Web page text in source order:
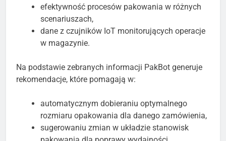
efektywność procesów pakowania w różnych
scenariuszach,
dane z czujników IoT monitorujących operacje
w magazynie.
Na podstawie zebranych informacji PakBot generuje
rekomendacje, które pomagają w:
automatycznym dobieraniu optymalnego
rozmiaru opakowania dla danego zamówienia,
sugerowaniu zmian w układzie stanowisk